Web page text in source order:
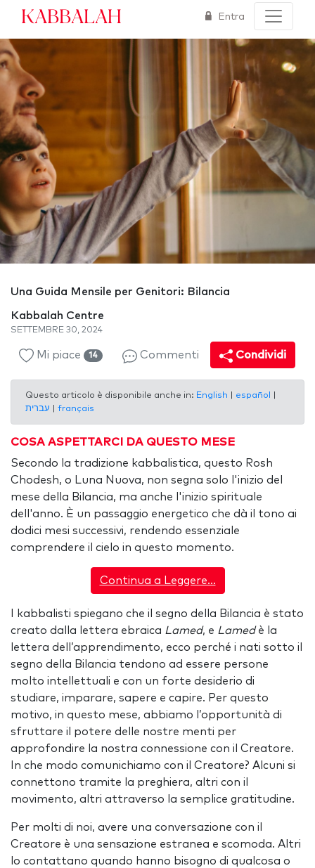
Kabbalah Entra
Una Guida Mensile per Genitori: Bilancia
Kabbalah Centre
SETTEMBRE 30, 2024
Mi piace 14 Commenti Condividi
Questo articolo è disponibile anche in: English español
français
COSA ASPETTARCI DA QUESTO MESE
Secondo la tradizione kabbalistica, questo Rosh
Chodesh, o Luna Nuova, non segna solo l'inizio del
mese della Bilancia, ma anche l'inizio spirituale
dell'anno. È un passaggio energetico che dà il tono ai
dodici mesi successivi, rendendo essenziale
comprendere il cielo in questo momento.
Continua a Leggere…
I kabbalisti spiegano che il segno della Bilancia è stato
creato dalla lettera ebraica Lamed, e Lamedè la
lettera dell’apprendimento, ecco perché i nati sotto il
segno della Bilancia tendono ad essere persone
molto intellettuali e con un forte desiderio di
studiare, imparare, sapere e capire. Per questo
motivo, in questo mese, abbiamo l’opportunità di
sfruttare il potere delle nostre menti per
approfondire la nostra connessione con il Creatore.
In che modo comunichiamo con il Creatore? Alcuni si
connettono tramite la preghiera, altri con il
movimento, altri attraverso la semplice gratitudine.
Per molti di noi, avere una conversazione con il
Creatore è una sensazione estranea e scomoda. Altri
lo contattano quando hanno bisogno di qualcosa o